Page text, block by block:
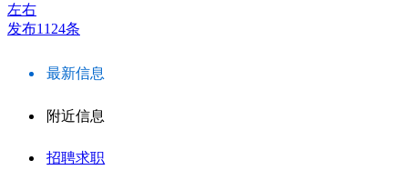
左右
发布1124条
最新信息
附近信息
招聘求职